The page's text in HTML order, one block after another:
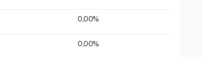
0,00%
0,00%